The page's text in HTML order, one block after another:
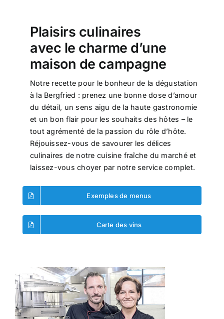
Plaisirs culinaires
avec le charme d’une
maison de campagne
Notre recette pour le bonheur de la dégustation
à la Bergfried : prenez une bonne dose d’amour
du détail, un sens aigu de la haute gastronomie
et un bon flair pour les souhaits des hôtes – le
tout agrémenté de la passion du rôle d’hôte.
Réjouissez-vous de savourer les délices
culinaires de notre cuisine fraîche du marché et
laissez-vous choyer par notre service complet.
Exemples de menus
Carte des vins